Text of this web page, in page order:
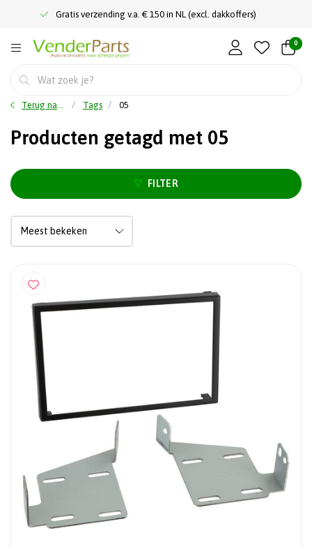
Gratis verzending v.a. € 150 in NL (excl. dakkoffers)
0
Terug naar home Tags 05
Producten getagd met 05
FILTER